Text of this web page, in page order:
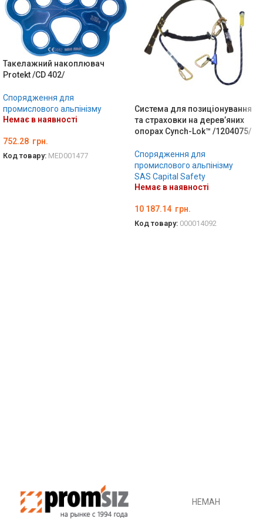
Такелажний накоплювач
Protekt /CD 402/
Спорядження для
промислового альпінізму
Немає в наявності
752.28 грн.
Код товару: MED001477
Система для позиціонування
та страховки на дерев’яних
опорах Cynch-Lok™ /1204075/
Спорядження для
промислового альпінізму
SAS Capital Safety
Немає в наявності
10 187.14 грн.
Код товару: 000014092
НЕМАН